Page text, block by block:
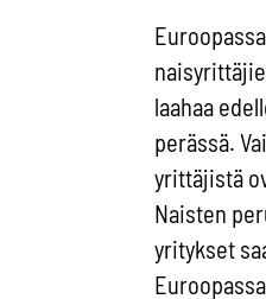
Euroopassa
laahaa
perässä.
yrittäjistä
Naisten
yritykset
Euroopassa